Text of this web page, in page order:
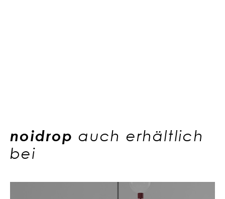
noidropauch erhältlich
bei